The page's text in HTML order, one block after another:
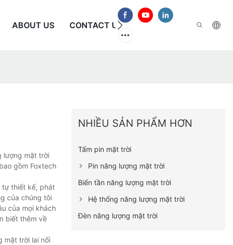
ABOUT US CONTACT US CÂU HỎI THƯỜNG GẶP
lượng mặt trời
gồm Foxtech
tự thiết kế, phát
của chúng tôi
của mọi khách
biết thêm về
mặt trời lai nối
NHIỀU SẢN PHẨM HƠN
Tấm pin mặt trời
Pin năng lượng mặt trời
Biến tần năng lượng mặt trời
Hệ thống năng lượng mặt trời
Đèn năng lượng mặt trời